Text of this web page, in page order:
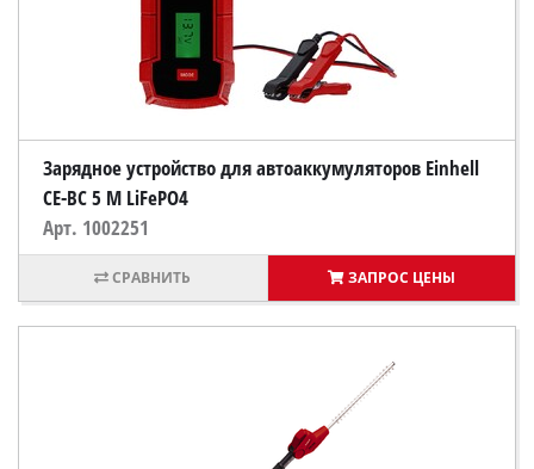
Зарядное устройство для автоаккумуляторов Einhell
CE-BC 5 M LiFePO4
Арт. 1002251
ЗАПРОС ЦЕНЫ